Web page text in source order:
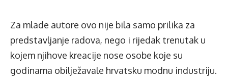
Za mlade autore ovo nije bila samo prilika za
predstavljanje radova, nego i rijedak trenutak u
kojem njihove kreacije nose osobe koje su
godinama obilježavale hrvatsku modnu industriju.